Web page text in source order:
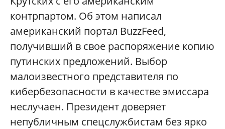
контрпартом. Об этом написал
американский портал BuzzFeed,
получивший в свое распоряжение копию
путинских предложений. Выбор
малоизвестного представителя по
кибербезопасности в качестве эмиссара
неслучаен. Президент доверяет
непубличным спецслужбистам без ярко